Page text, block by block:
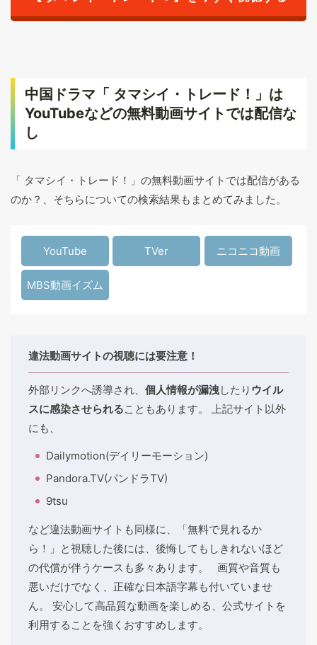
中国ドラマ「 タマシイ・トレード！」は
YouTubeなどの無料動画サイトでは配信な
し
「 タマシイ・トレード！」の無料動画サイトでは配信がある
のか？、そちらについての検索結果もまとめてみました。
YouTube TVer ニコニコ動画
MBS動画イズム
違法動画サイトの視聴には要注意！
外部リンクへ誘導され、 個人情報が漏洩したり ウイル
スに感染させられることもあります。 上記サイト以外
にも、
Dailymotion(デイリーモーション)
Pandora.TV(パンドラTV)
9tsu
など違法動画サイトも同様に、「無料で見れるか
ら！」と視聴した後には、後悔してもしきれないほど
の代償が伴うケースも多々あります。 画質や音質も
悪いだけでなく、正確な日本語字幕も付いていませ
ん。 安心して高品質な動画を楽しめる、公式サイトを
利用することを強くおすすめします。